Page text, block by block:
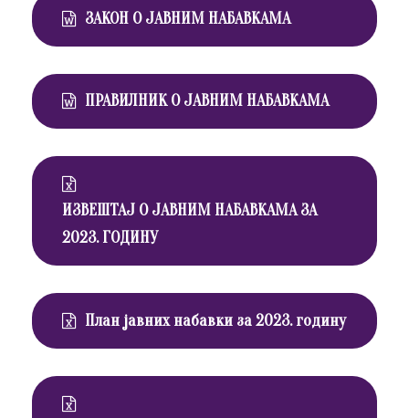
ЗАКОН О ЈАВНИМ НАБАВКАМА
ПРАВИЛНИК О ЈАВНИМ НАБАВКАМА
ИЗВЕШТАЈ О ЈАВНИМ НАБАВКАМА ЗА
2023. ГОДИНУ
План јавних набавки за 2023. годину